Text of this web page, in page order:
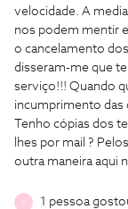
velocidade. A
nos podem mentir
o cancelamento
disseram-me que
serviço!!! Quando
incumprimento das
Tenho cópias dos
lhes por mail ?
outra maneira aqui
V 1 pessoa